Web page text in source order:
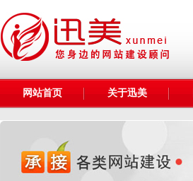
网站首页 关于迅美